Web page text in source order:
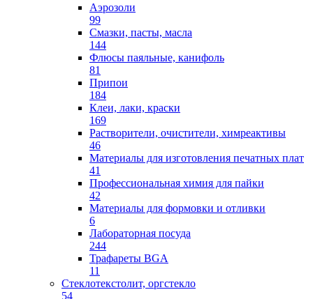
Аэрозоли
99
Смазки, пасты, масла
144
Флюсы паяльные, канифоль
81
Припои
184
Клеи, лаки, краски
169
Растворители, очистители, химреактивы
46
Материалы для изготовления печатных плат
41
Профессиональная химия для пайки
42
Материалы для формовки и отливки
6
Лабораторная посуда
244
Трафареты BGA
11
Стеклотекстолит, оргстекло
54